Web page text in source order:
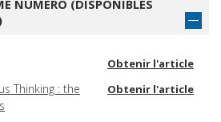
NUMÉRO (DISPONIBLES
Obtenir l'article
Thinking : the
Obtenir l'article